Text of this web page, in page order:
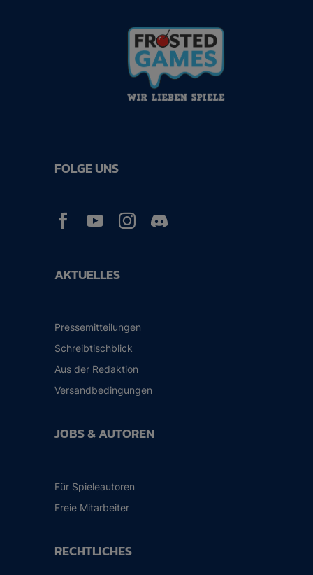
AKTUELLES
Pressemitteilungen
Schreibtischblick
Aus der Redaktion
Versandbedingungen
JOBS & AUTOREN
Für Spieleautoren
Freie Mitarbeiter
RECHTLICHES
FOLGE UNS
  